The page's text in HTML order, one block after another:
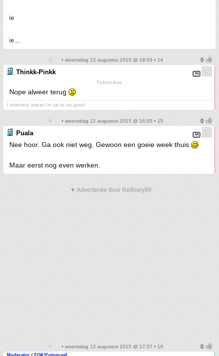
ie
ie....
• woensdag 12 augustus 2015 @ 16:03 • 14
Thinkk-Pinkk
Tickety-boo
Nope alweer terug
I solemnly swear i'm up to no good
• woensdag 12 augustus 2015 @ 16:05 • 15
Puala
Nee hoor. Ga ook niet weg. Gewoon een goeie week thuis
Maar eerst nog even werken.
▼ Advertentie door Refinery89
• woensdag 12 augustus 2015 @ 17:57 • 16
Moderator / FOK!Fotograaf